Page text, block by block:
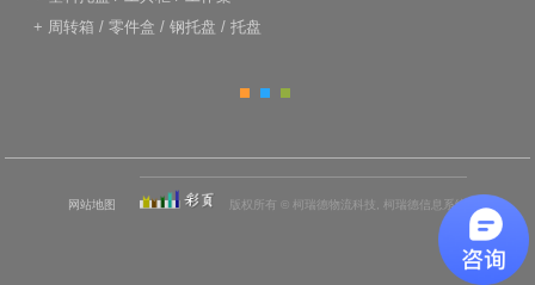
+ 周转箱 / 零件盒 / 钢托盘 / 托盘
网站地图 版权所有 © 柯瑞德物流科技, 柯瑞德信息系统